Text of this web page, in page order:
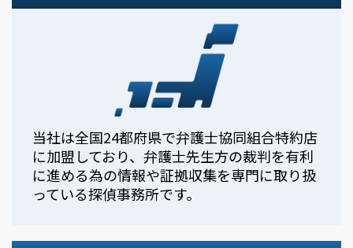
当社は全国24都府県で弁護士協同組合特約店
に加盟しており、弁護士先生方の裁判を有利
に進める為の情報や証拠収集を専門に取り扱
っている探偵事務所です。